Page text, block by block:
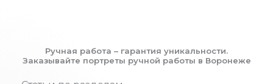
Ручная работа – гарантия уникальности.
Заказывайте портреты ручной работы в Воронеже